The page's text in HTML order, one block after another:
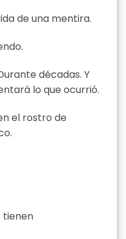
de una mentira.
décadas. Y
lo que ocurrió.
el rostro de
tienen